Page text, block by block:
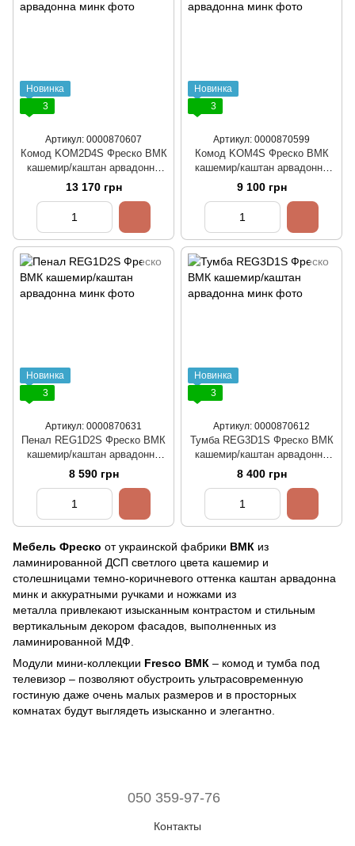
Новинка
3
Артикул: 0000870607
Комод KOM2D4S Фреско ВМК
кашемир/каштан арвадонна
минк
13 170 грн
Новинка
3
Артикул: 0000870599
Комод KOM4S Фреско ВМК
кашемир/каштан арвадонна
минк
9 100 грн
Новинка
3
Артикул: 0000870631
Пенал REG1D2S Фреско ВМК
кашемир/каштан арвадонна
минк
8 590 грн
Новинка
3
Артикул: 0000870612
Тумба REG3D1S Фреско ВМК
кашемир/каштан арвадонна
минк
8 400 грн
Мебель Фреско от украинской фабрики ВМК из
ламинированной ДСП светлого цвета кашемир и
столешницами темно-коричневого оттенка каштан арвадонна
минк и аккуратными ручками и ножками из
металла привлекают изысканным контрастом и стильным
вертикальным декором фасадов, выполненных из
ламинированной МДФ.
Модули мини-коллекции Fresco ВМК – комод и тумба под
телевизор – позволяют обустроить ультрасовременную
гостиную даже очень малых размеров и в просторных
комнатах будут выглядеть изысканно и элегантно.
050 359-97-76
Контакты